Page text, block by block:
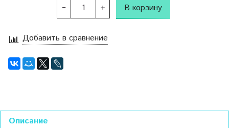
В корзину
Добавить в сравнение
Описание